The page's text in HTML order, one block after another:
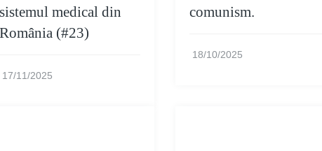
sistemul medical din
România (#23)
17/11/2025
comunism.
18/10/2025